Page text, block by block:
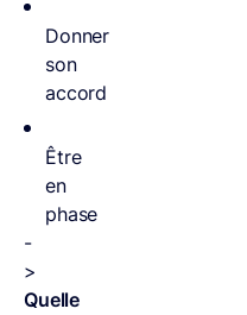
Donner
son
accord
Être
en
phase
-
>
Quelle